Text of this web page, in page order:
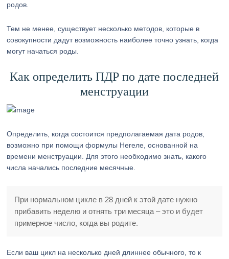
родов.
Тем не менее, существует несколько методов, которые в
совокупности дадут возможность наиболее точно узнать, когда
могут начаться роды.
Как определить ПДР по дате последней
менструации
Определить, когда состоится предполагаемая дата родов,
возможно при помощи формулы Негеле, основанной на
времени менструации. Для этого необходимо знать, какого
числа начались последние месячные.
При нормальном цикле в 28 дней к этой дате нужно
прибавить неделю и отнять три месяца – это и будет
примерное число, когда вы родите.
Если ваш цикл на несколько дней длиннее обычного, то к